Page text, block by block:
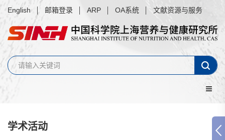
English 邮箱登录 ARP OA系统 文献资源与服务
学术活动